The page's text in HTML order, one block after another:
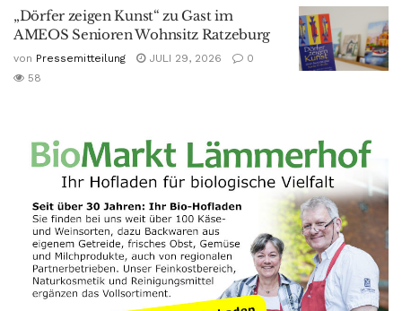
„Dörfer zeigen Kunst“ zu Gast im
AMEOS Senioren Wohnsitz Ratzeburg
von Pressemitteilung JULI 29, 2026
0
58